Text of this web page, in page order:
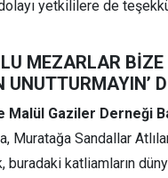
yetkililere de
MEZARLAR BİZE
UNUTTURMAYIN’
Gaziler Derneği
Muratağa Sandallar
buradaki katliamların